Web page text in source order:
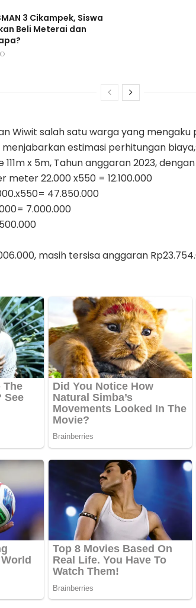
3 Cikampek, Siswa
Beli Meterai dan
Wiwit salah satu warga yang mengaku
estimasi perhitungan
x 5m, Tahun anggaran 2023,
meter 22.000 x550 = 12.100.000
47.850.000
7.000.000
masih tersisa anggaran